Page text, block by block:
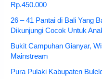
Rp.450.000
26 – 41 Pantai di Bali Yang
Dikunjungi Cocok Untuk
Bukit Campuhan Gianyar,
Mainstream
Pura Pulaki Kabupaten